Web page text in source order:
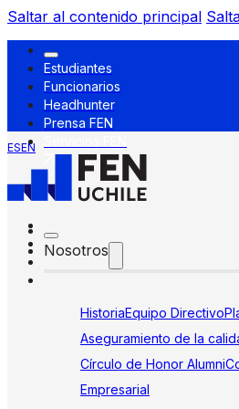
Saltar al contenido principal
Estudiantes
Funcionarios
Headhunter
Prensa FEN
ESEN
Nosotros
HistoriaEquipo Directivo
Aseguramiento de la
Círculo de Honor Alumni
Empresarial